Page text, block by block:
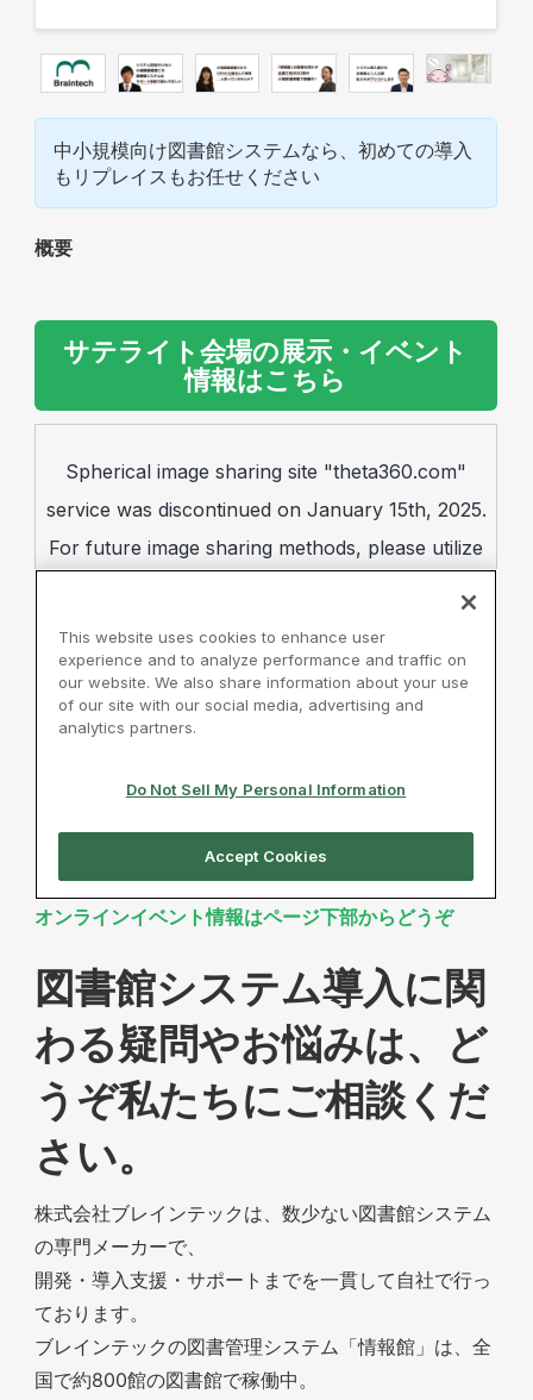
中小規模向け図書館システムなら、初めての導入
もリプレイスもお任せください
概要
サテライト会場の展示・イベント
情報はこちら
オンラインイベント情報はページ下部からどうぞ
図書館システム導入に関
わる疑問やお悩みは、ど
うぞ私たちにご相談くだ
さい。
株式会社ブレインテックは、数少ない図書館システム
の専門メーカーで、
開発・導入支援・サポートまでを一貫して自社で行っ
ております。
ブレインテックの図書管理システム「情報館」は、全
国で約800館の図書館で稼働中。